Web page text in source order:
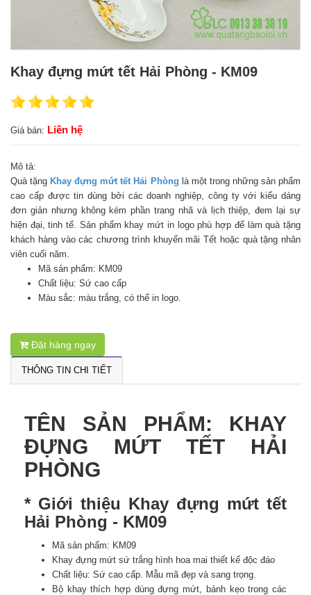
Khay đựng mứt tết Hải Phòng - KM09
Giá bán: Liên hệ
Mô tả:
Quà tặng Khay đựng mứt tết Hải Phòng là một trong những sản phẩm
cao cấp được tin dùng bởi các doanh nghiệp, công ty với kiểu dáng
đơn giản nhưng không kém phần trang nhã và lịch thiệp, đem lại sự
hiện đại, tinh tế. Sản phẩm khay mứt in logo phù hợp để làm quà tặng
khách hàng vào các chương trình khuyến mãi Tết hoặc quà tặng nhân
viên cuối năm.
Mã sản phẩm: KM09
Chất liệu: Sứ cao cấp
Màu sắc: màu trắng, có thể in logo.
Đặt hàng ngay
THÔNG TIN CHI TIẾT
TÊN SẢN PHẨM: KHAY
ĐỰNG MỨT TẾT HẢI
PHÒNG
* Giới thiệu Khay đựng mứt tết
Hải Phòng - KM09
Mã sản phẩm: KM09
Khay đựng mứt sứ trắng hình hoa mai thiết kế độc đáo
Chất liệu: Sứ cao cấp. Mẫu mã đẹp và sang trọng.
Bộ khay thích hợp dùng đựng mứt, bánh kẹo trong các